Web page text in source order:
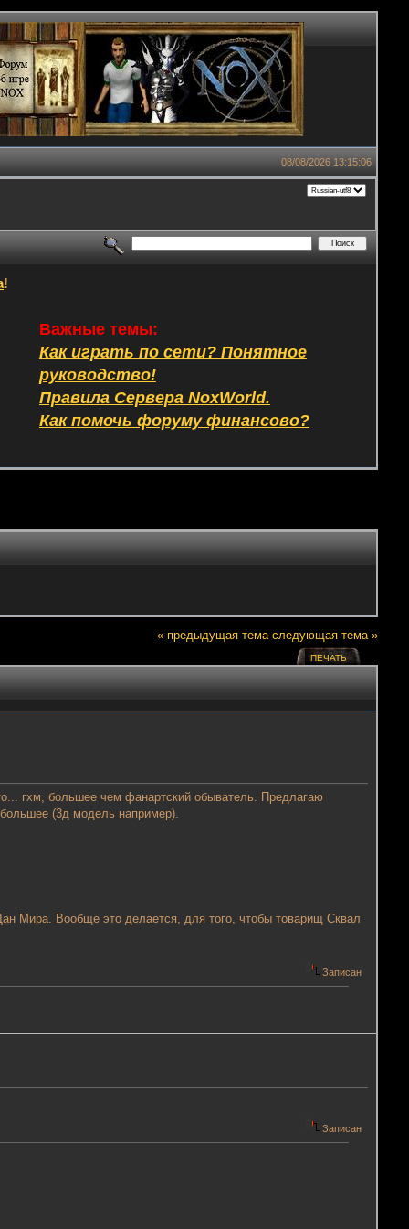
08/08/2026 13:15:06
!
Важные темы:
Как играть по сети? Понятное
руководство!
Правила Сервера NoxWorld.
Как помочь форуму финансово?
« предыдущая тема следующая тема »
ПЕЧАТЬ
гхм, большее чем фанартский обыватель. Предлагаю
(3д модель например).
Мира. Вообще это делается, для того, чтобы товарищ Сквал
Записан
Записан